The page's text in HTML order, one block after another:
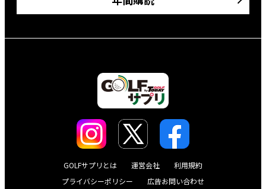
GOLFサプリとは 運営会社
利用規約
プライバシーポリシー
広告お問い合わせ